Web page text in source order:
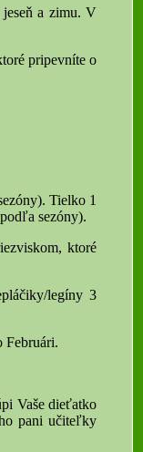
jeseň a zimu. V
pripevníte o
Tielko 1
sezóny).
ktoré
legíny 3
Februári.
Vaše dieťatko
pani učiteľky